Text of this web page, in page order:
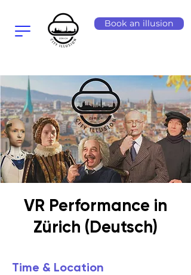
Book an illusion
VR Performance in
Zürich (Deutsch)
Time & Location